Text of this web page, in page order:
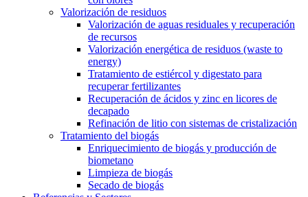
Valorización de residuos
Valorización de aguas residuales y recuperación
de recursos
Valorización energética de residuos (waste to
energy)
Tratamiento de estiércol y digestato para
recuperar fertilizantes
Recuperación de ácidos y zinc en licores de
decapado
Refinación de litio con sistemas de cristalización
Tratamiento del biogás
Enriquecimiento de biogás y producción de
biometano
Limpieza de biogás
Secado de biogás